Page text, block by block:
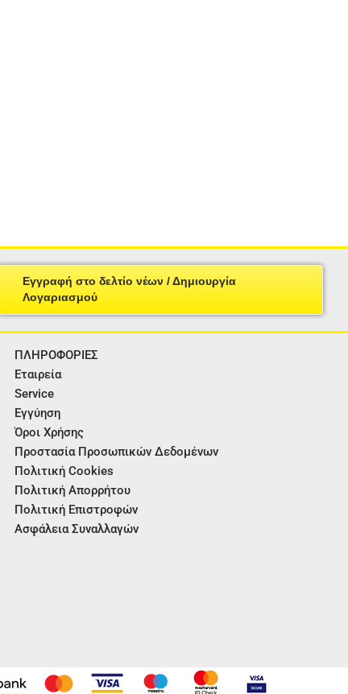
Εγγραφή στο δελτίο νέων / Δημιουργία
Λογαριασμού
ΠΛΗΡΟΦΟΡΙΕΣ
Εταιρεία
Service
Εγγύηση
Όροι Χρήσης
Προστασία Προσωπικών Δεδομένων
Πολιτική Cookies
Πολιτική Απορρήτου
Πολιτική Επιστροφών
Ασφάλεια Συναλλαγών